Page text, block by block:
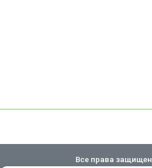
Все права